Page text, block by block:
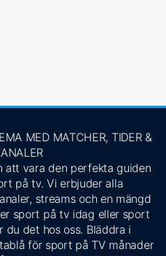
MED MATCHER, TIDER &
att vara den perfekta guiden
på tv. Vi erbjuder alla
streams och en mängd
sport på tv idag eller sport
du det hos oss. Bläddra i
för sport på TV månader